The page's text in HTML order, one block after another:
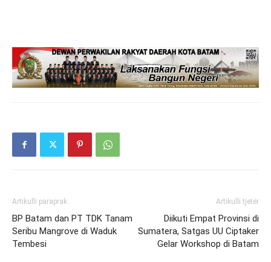
Artikulli paraprak
BP Batam dan PT TDK Tanam
Seribu Mangrove di Waduk
Tembesi
Artikulli tjetër
Diikuti Empat Provinsi di
Sumatera, Satgas UU Ciptaker
Gelar Workshop di Batam